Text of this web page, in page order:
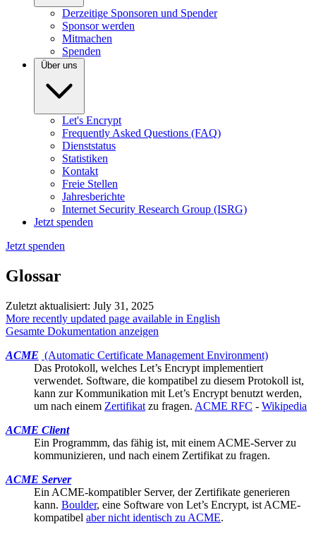
Derzeitige Sponsoren und Spender
Sponsor werden
Mitmachen
Spenden
Über uns
Let's Encrypt
Frequently Asked Questions (FAQ)
Dienststatus
Statistiken
Kontakt
Freie Stellen
Jahresberichte
Internet Security Research Group (ISRG)
Jetzt spenden
Jetzt spenden
Glossar
Zuletzt aktualisiert: July 31, 2025
More recently updated page available in English
Gesamte Dokumentation anzeigen
ACME (Automatic Certificate Management Environment)
Das Protokoll, welches Let’s Encrypt implementiert
verwendet. Software, die kompatibel zu diesem Protokoll ist,
kann zur Kommunikation mit Let’s Encrypt benutzt werden,
um nach einem Zertifikat zu fragen. ACME RFC - Wikipedia
ACME Client
Ein Programmm, das fähig ist, mit einem ACME-Server zu
kommunizieren, und nach einem Zertifikat zu fragen.
ACME Server
Ein ACME-kompatibler Server, der Zertifikate generieren
kann. Boulder, eine Software von Let’s Encrypt, ist ACME-
kompatibel aber nicht identisch zu ACME.